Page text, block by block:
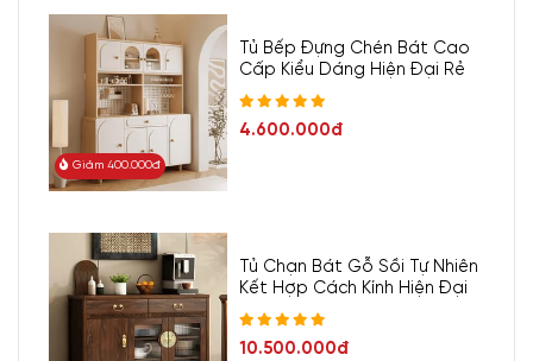
Giảm 400.000đ
Tủ Bếp Đựng Chén Bát Cao
Cấp Kiểu Dáng Hiện Đại Rẻ
4.600.000đ
Tủ Chạn Bát Gỗ Sồi Tự Nhiên
Kết Hợp Cách Kính Hiện Đại
10.500.000đ